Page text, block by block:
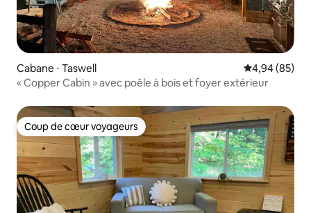
Cabane ⋅ Taswell Évaluation
4,94 (85)
« Copper Cabin » avec poêle à bois et foyer extérieur
Coup de cœur voyageurs
Coup de cœur voyageurs